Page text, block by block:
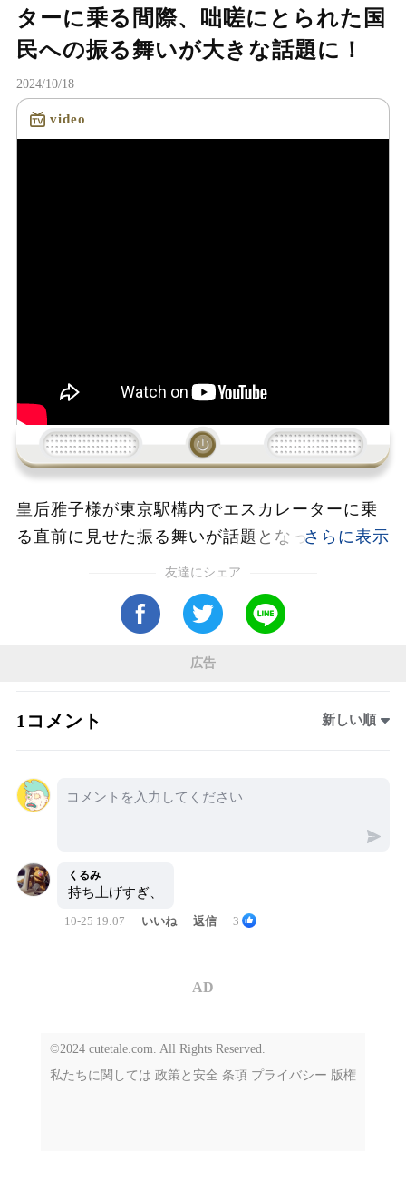
ターに乗る間際、咄嗟にとられた国
民への振る舞いが大きな話題に！
2024/10/18
video
皇后雅子様が東京駅構内でエスカレーターに乗
る直前に見せた振る舞いが話題となっている。
多くの人々が行き交う中、咄嗟に取られたその
仕草は、国民への温かい心遣いを感じさせ、多
くの称賛を集めている。雅子様のさりげない行
友達にシェア
広告
1コメント 新しい順
くるみ
持ち上げすぎ、
10-25 19:07 いいね 返信 3
AD
©2024 cutetale.com. All Rights Reserved.
私たちに関しては 政策と安全 条項 プライバシー 版権